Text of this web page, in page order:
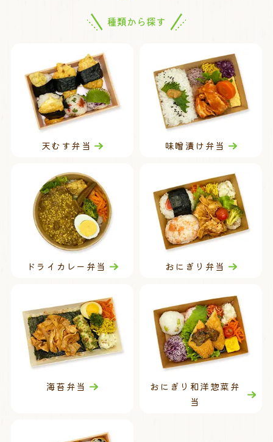
種類から探す
天むす弁当 味噌漬け弁当
ドライカレー弁当 おにぎり弁当
海苔弁当
おにぎり和洋惣菜弁
当